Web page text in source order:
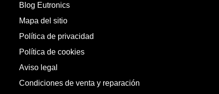
Blog Eutronics
Mapa del sitio
Política de privacidad
Política de cookies
Aviso legal
Condiciones de venta y reparación